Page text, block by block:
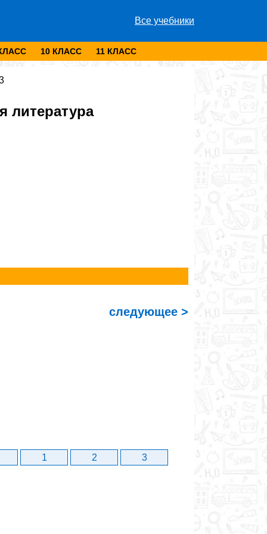
Все учебники
10 КЛАСС 11 КЛАСС
литература
следующее >
1 2 3